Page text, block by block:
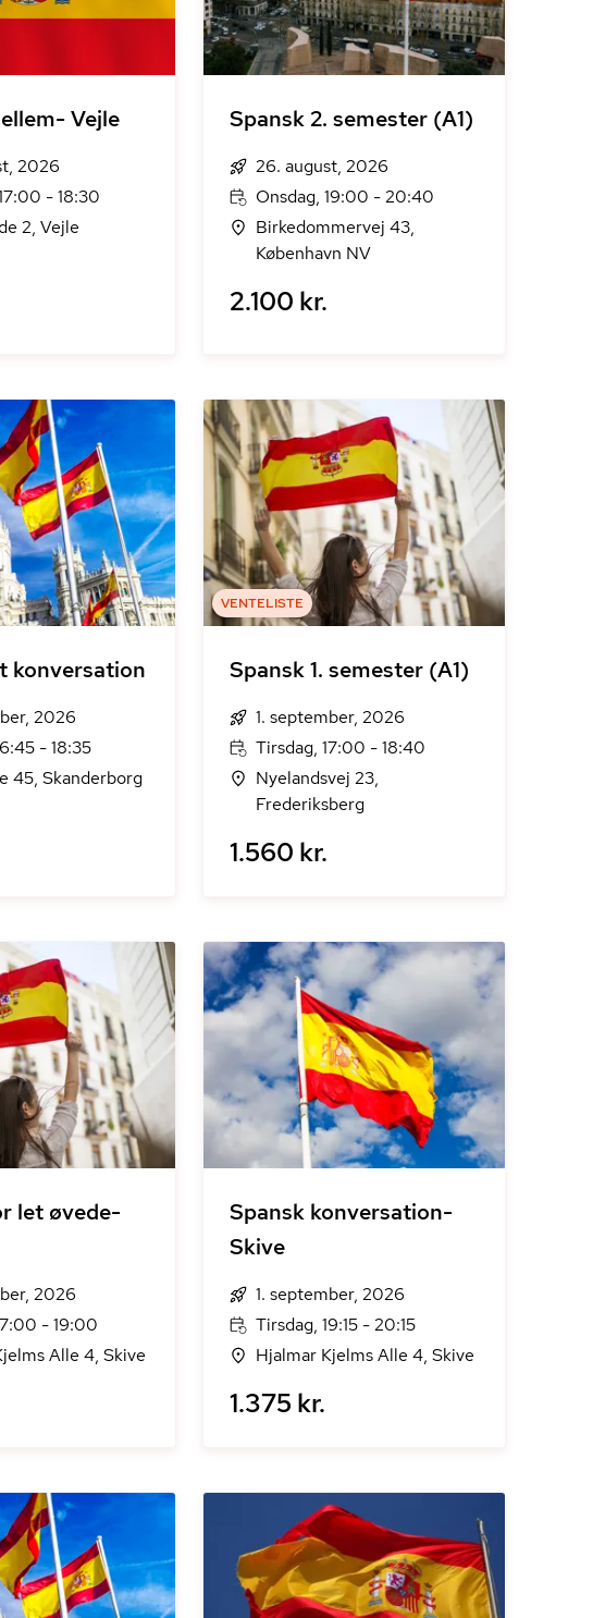
Vejle
2026
- 18:30
2, Vejle
Spansk 2. semester (A1)
26. august, 2026
Onsdag, 19:00 - 20:40
Birkedommervej 43,
København NV
2.100 kr.
konversation
2026
- 18:35
45, Skanderborg
VENTELISTE
Spansk 1. semester (A1)
1. september, 2026
Tirsdag, 17:00 - 18:40
Nyelandsvej 23,
Frederiksberg
1.560 kr.
let øvede-
2026
- 19:00
Alle 4, Skive
Spansk konversation-
Skive
1. september, 2026
Tirsdag, 19:15 - 20:15
Hjalmar Kjelms Alle 4, Skive
1.375 kr.